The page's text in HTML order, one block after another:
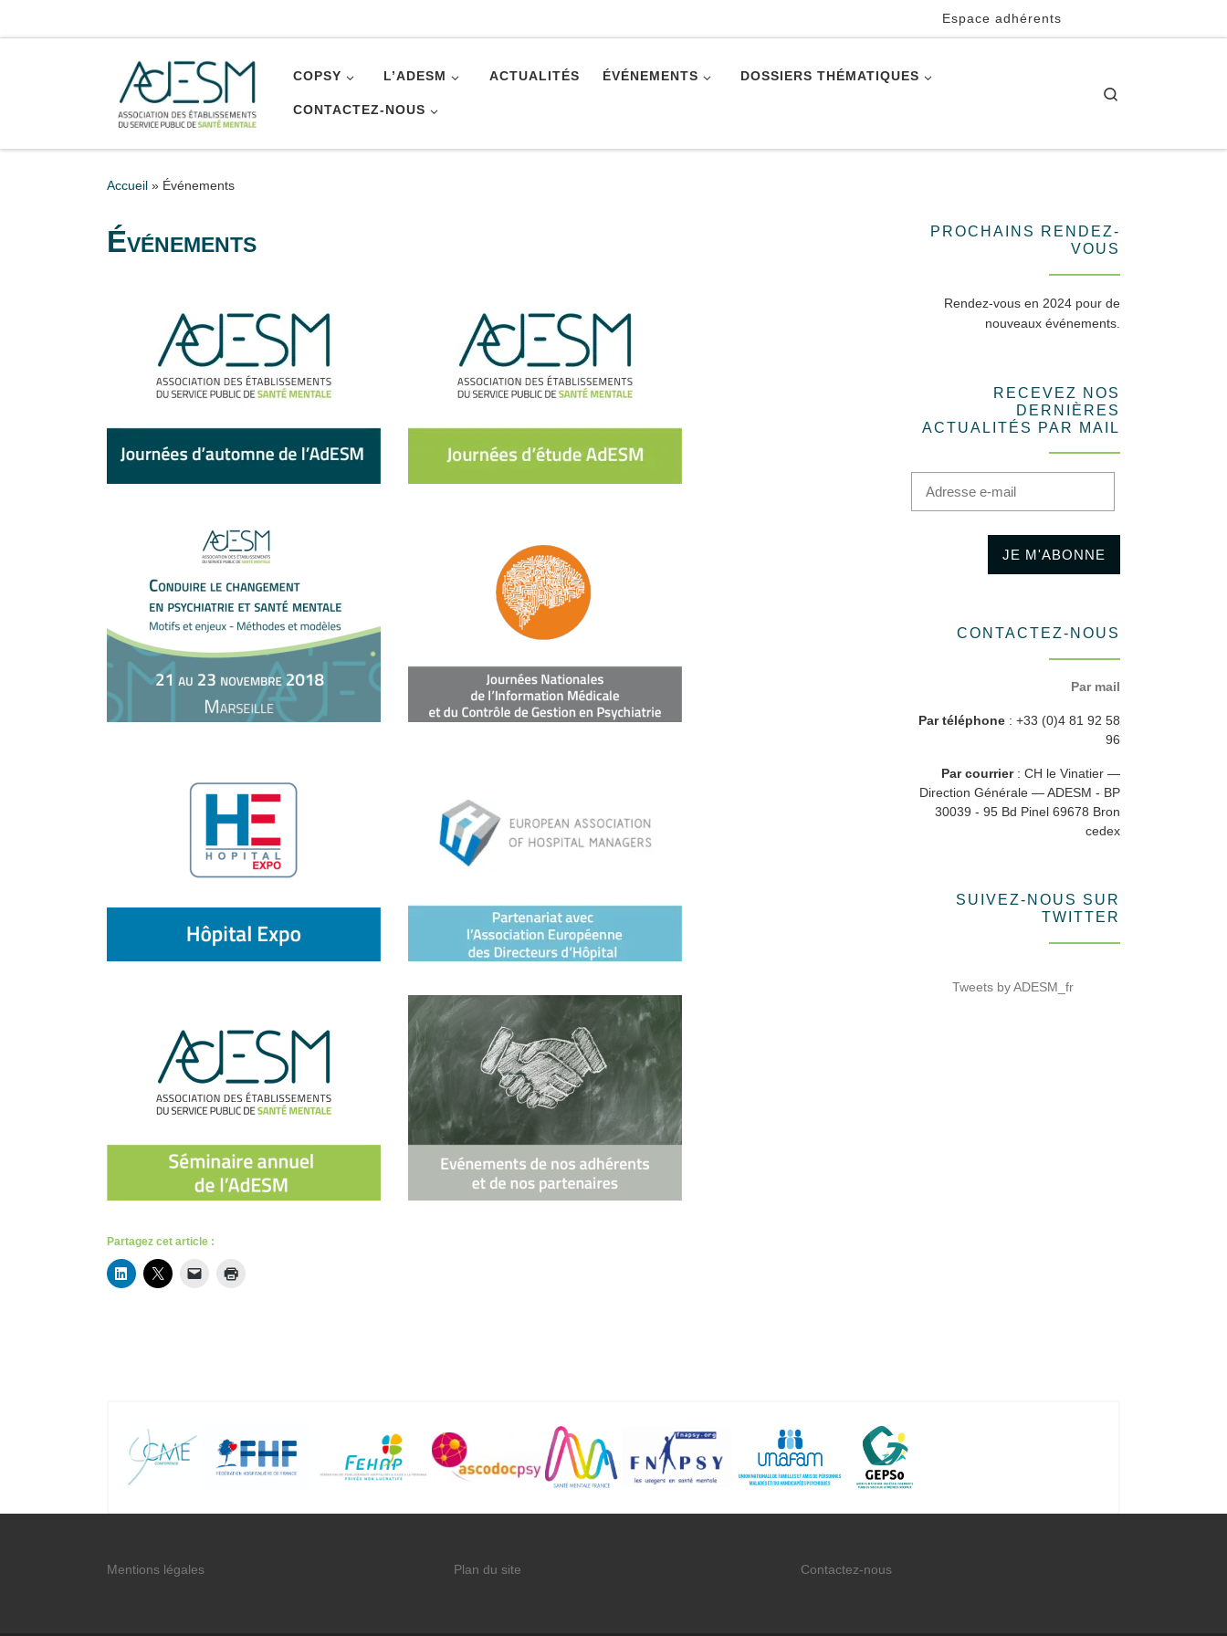
Espace adhérents
COPSY L’ADESM ACTUALITÉS ÉVÉNEMENTS DOSSIERS THÉMATIQUES
CONTACTEZ-NOUS
Accueil » Événements
Événements
Partagez cet article :
PROCHAINS RENDEZ-
VOUS
Rendez-vous en 2024 pour de
nouveaux événements.
RECEVEZ NOS
DERNIÈRES
ACTUALITÉS PAR MAIL
JE M'ABONNE
CONTACTEZ-NOUS
Par mail
Par téléphone : +33 (0)4 81 92 58
96
Par courrier: CH le Vinatier —
Direction Générale — ADESM - BP
30039 - 95 Bd Pinel 69678 Bron
cedex
SUIVEZ-NOUS SUR
TWITTER
Tweets by ADESM_fr
Mentions légales Plan du site Contactez-nous